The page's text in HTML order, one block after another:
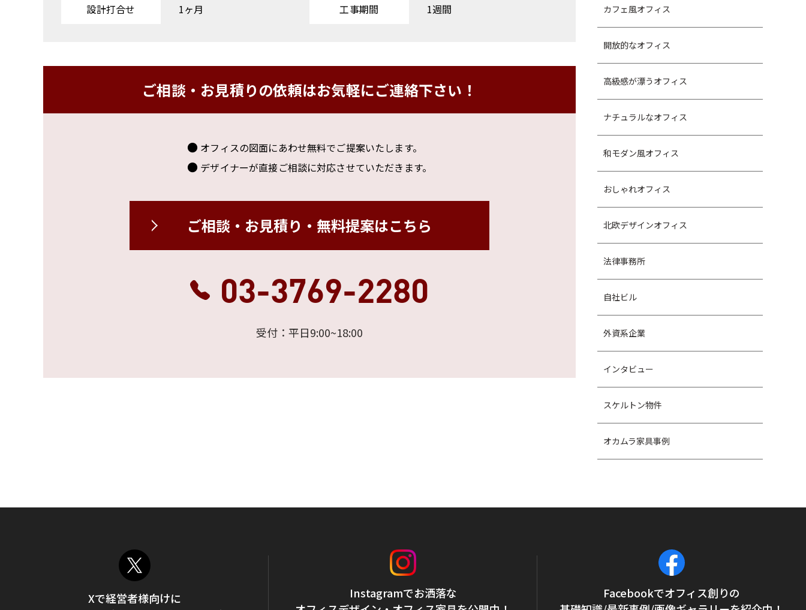
設計打合せ 1ヶ月 工事期間 1週間
ご相談・お見積りの依頼はお気軽にご連絡下さい！
オフィスの図面にあわせ無料でご提案いたします。
デザイナーが直接ご相談に対応させていただきます。
ご相談・お見積り・無料提案はこちら
03-3769-2280
受付：平日9:00~18:00
カフェ風オフィス
開放的なオフィス
高級感が漂うオフィス
ナチュラルなオフィス
和モダン風オフィス
おしゃれオフィス
北欧デザインオフィス
法律事務所
自社ビル
外資系企業
インタビュー
スケルトン物件
オカムラ家具事例
Xで経営者様向けに
Instagramでお洒落な
Facebookでオフィス創りの